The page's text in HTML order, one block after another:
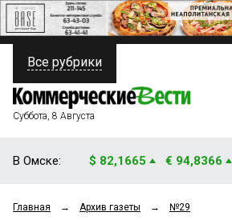
ПОЛИТИКА
ФИНАНСЫ
ОБЩЕСТВО
Все рубрики
Суббота, 8 Августа
В Омске: $ 82,1665 € 94,8366
Главная → Архив газеты → №29